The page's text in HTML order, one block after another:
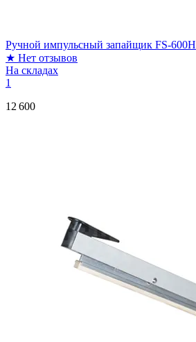
Ручной импульсный запайщик FS-600H
★ Нет отзывов
На складах
1
12 600